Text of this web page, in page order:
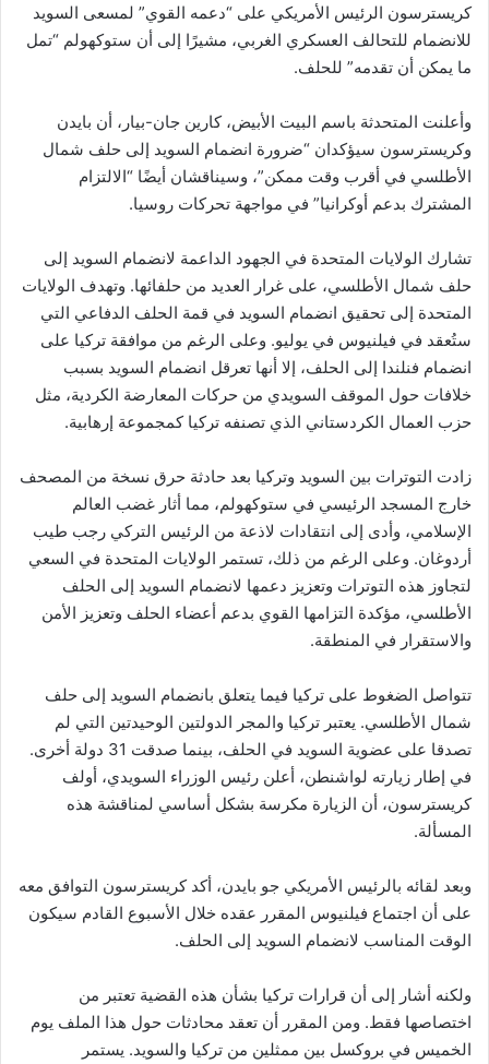
كريسترسون الرئيس الأمريكي على “دعمه القوي” لمسعى السويد
للانضمام للتحالف العسكري الغربي، مشيرًا إلى أن ستوكهولم “تمل
ما يمكن أن تقدمه” للحلف.
وأعلنت المتحدثة باسم البيت الأبيض، كارين جان-بيار، أن بايدن
وكريسترسون سيؤكدان “ضرورة انضمام السويد إلى حلف شمال
الأطلسي في أقرب وقت ممكن”، وسيناقشان أيضًا “الالتزام
المشترك بدعم أوكرانيا” في مواجهة تحركات روسيا.
تشارك الولايات المتحدة في الجهود الداعمة لانضمام السويد إلى
حلف شمال الأطلسي، على غرار العديد من حلفائها. وتهدف الولايات
المتحدة إلى تحقيق انضمام السويد في قمة الحلف الدفاعي التي
ستُعقد في فيلنيوس في يوليو. وعلى الرغم من موافقة تركيا على
انضمام فنلندا إلى الحلف، إلا أنها تعرقل انضمام السويد بسبب
خلافات حول الموقف السويدي من حركات المعارضة الكردية، مثل
حزب العمال الكردستاني الذي تصنفه تركيا كمجموعة إرهابية.
زادت التوترات بين السويد وتركيا بعد حادثة حرق نسخة من المصحف
خارج المسجد الرئيسي في ستوكهولم، مما أثار غضب العالم
الإسلامي، وأدى إلى انتقادات لاذعة من الرئيس التركي رجب طيب
أردوغان. وعلى الرغم من ذلك، تستمر الولايات المتحدة في السعي
لتجاوز هذه التوترات وتعزيز دعمها لانضمام السويد إلى الحلف
الأطلسي، مؤكدة التزامها القوي بدعم أعضاء الحلف وتعزيز الأمن
والاستقرار في المنطقة.
تتواصل الضغوط على تركيا فيما يتعلق بانضمام السويد إلى حلف
شمال الأطلسي. يعتبر تركيا والمجر الدولتين الوحيدتين التي لم
تصدقا على عضوية السويد في الحلف، بينما صدقت 31 دولة أخرى.
في إطار زيارته لواشنطن، أعلن رئيس الوزراء السويدي، أولف
كريسترسون، أن الزيارة مكرسة بشكل أساسي لمناقشة هذه
المسألة.
وبعد لقائه بالرئيس الأمريكي جو بايدن، أكد كريسترسون التوافق معه
على أن اجتماع فيلنيوس المقرر عقده خلال الأسبوع القادم سيكون
الوقت المناسب لانضمام السويد إلى الحلف.
ولكنه أشار إلى أن قرارات تركيا بشأن هذه القضية تعتبر من
اختصاصها فقط. ومن المقرر أن تعقد محادثات حول هذا الملف يوم
الخميس في بروكسل بين ممثلين من تركيا والسويد. يستمر